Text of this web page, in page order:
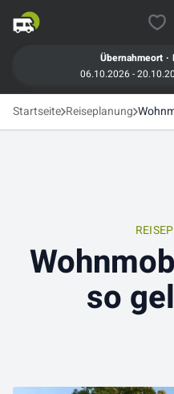
Übernahmeort .
06.10.2026 -
Startseite Reiseplanung
so